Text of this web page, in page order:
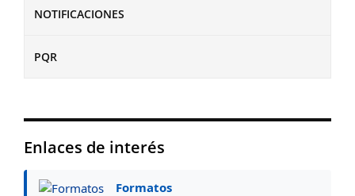
NOTIFICACIONES
PQR
Enlaces de interés
Formatos